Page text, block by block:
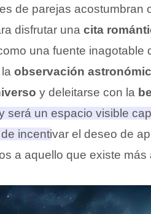
de parejas acostumbran
disfrutar una cita
una fuente inagotable
observación
y deleitarse con la
será un espacio visible
incentivar el deseo de
a aquello que existe más